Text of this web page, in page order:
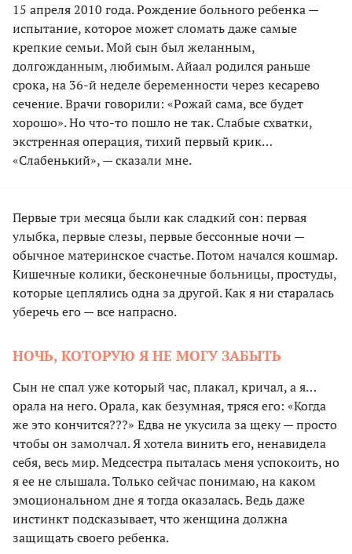
15 апреля 2010 года. Рождение больного ребенка —
испытание, которое может сломать даже самые
крепкие семьи. Мой сын был желанным,
долгожданным, любимым. Айаал родился раньше
срока, на 36-й неделе беременности через кесарево
сечение. Врачи говорили: «Рожай сама, все будет
хорошо». Но что-то пошло не так. Слабые схватки,
экстренная операция, тихий первый крик…
«Слабенький», — сказали мне.
Первые три месяца были как сладкий сон: первая
улыбка, первые слезы, первые бессонные ночи —
обычное материнское счастье. Потом начался кошмар.
Кишечные колики, бесконечные больницы, простуды,
которые цеплялись одна за другой. Как я ни старалась
уберечь его — все напрасно.
НОЧЬ, КОТОРУЮ Я НЕ МОГУ ЗАБЫТЬ
Сын не спал уже который час, плакал, кричал, а я…
орала на него. Орала, как безумная, тряся его: «Когда
же это кончится???» Едва не укусила за щеку — просто
чтобы он замолчал. Я хотела винить его, ненавидела
себя, весь мир. Медсестра пыталась меня успокоить, но
я ее не слышала. Только сейчас понимаю, на каком
эмоциональном дне я тогда оказалась. Ведь даже
инстинкт подсказывает, что женщина должна
защищать своего ребенка.